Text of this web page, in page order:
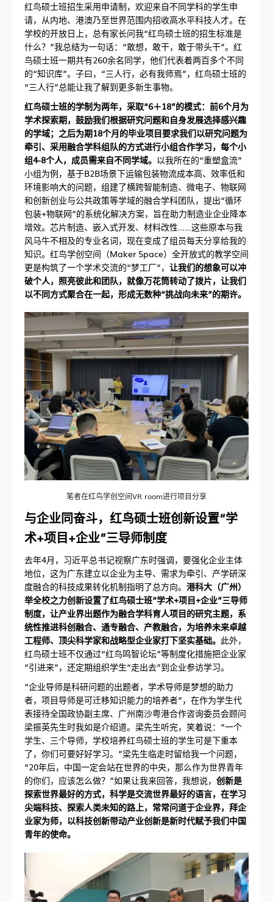
红鸟硕士班招生采用申请制，欢迎来自不同学科的学生申
请，从内地、港澳乃至世界范围内招收高水平科技人才。在
学校的开放日上，总有家长问我“红鸟硕士班的招生标准是
什么？”我总结为一句话：“敢想，敢干，敢于带头干”。红
鸟硕士班一期共有260余名同学，他们代表着两百多个不同
的“知识库”。子曰，“三人行，必有我师焉”，红鸟硕士班的
“三人行”总能让我了解到更多新生事物。
红鸟硕士班的学制为两年，采取“6＋18”的模式：前6个月为
学术探索期，鼓励我们根据研究问题和自身发展选择感兴趣
的学域；之后为期18个月的毕业项目要求我们以研究问题为
牵引、采用融合学科组队的方式进行小组合作学习，每个小
组4-8个人，成员需来自不同学域。 以我所在的“重塑盒流”
小组为例，基于B2B场景下运输包装物流成本高、效率低和
环境影响大的问题，组建了横跨智能制造、微电子、物联网
和创新创业与公共政策等学域的融合学科团队，提出“循环
包装+物联网”的系统化解决方案，旨在助力制造业企业降本
增效。芯片制造、嵌入式开发、材料改性……这些原本与我
风马牛不相及的专业名词，现在变成了组员每天分享给我的
知识。红鸟学创空间（Maker Space）全开放式的教学空间
更是构筑了一个学术交流的“梦工厂”， 让我们的想象可以冲
破个人，照亮彼此和团队，就像万花筒转动了拨片，让我们
以不同方式聚合在一起，形成无数种“挑战向未来”的期许。
笔者在红鸟学创空间VR room进行项目分享
与企业同奋斗，红鸟硕士班创新设置“学
术+项目+企业”三导师制度
去年4月，习近平总书记视察广东时强调，要强化企业主体
地位，这为广东建立以企业为主导、需求为牵引、产学研深
度融合的科技成果转化机制指明了总方向。 港科大（广州）
举全校之力创新设置了红鸟硕士班“学术+项目+企业”三导师
制度，让产业界出题作为融合学科育人项目的研究主题，系
统性推进科创融合、通专融合、产教融合，为培养未来卓越
工程师、顶尖科学家和战略型企业家打下坚实基础。 此外，
红鸟硕士班不仅通过“红鸟鸣智论坛”等制度化措施把企业家
“引进来”，还定期组织学生“走出去”到企业参访学习。
“企业导师是科研问题的出题者，学术导师是梦想的助力
者，项目导师是可迁移知识能力的培养者”，在作为学生代
表接待全国政协副主席、广州南沙粤港合作咨询委员会顾问
梁振英先生时我如是介绍道。梁先生听完，笑着说：“一个
学生、三个导师，学校培养红鸟硕士班的学生可是下重本
了，你们可要好好学习。”梁先生临走时留给我一个问题，
“20年后，中国一定会站在世界的中央，那么作为世界青年
的你们，应该怎么做？”如果让我来回答，我想说， 创新是
探索世界最好的方式，科学是交流世界最好的语言，在学习
尖端科技、探索人类未知的路上，常常问道于企业界，拜企
业家为师，以科技创新带动产业创新是新时代赋予我们中国
青年的使命。